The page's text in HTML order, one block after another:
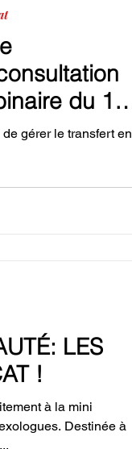
du 15
gérer le transfert en
LES
!
à la mini
Destinée à